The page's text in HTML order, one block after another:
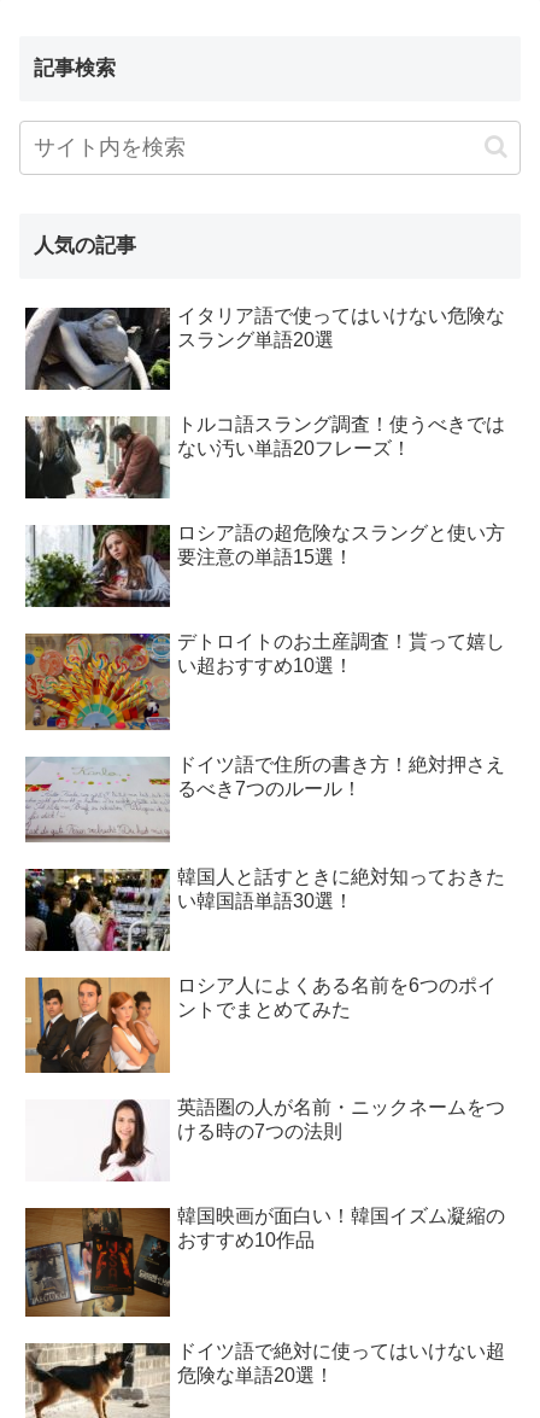
記事検索
人気の記事
イタリア語で使ってはいけない危険な
スラング単語20選
トルコ語スラング調査！使うべきでは
ない汚い単語20フレーズ！
ロシア語の超危険なスラングと使い方
要注意の単語15選！
デトロイトのお土産調査！貰って嬉し
い超おすすめ10選！
ドイツ語で住所の書き方！絶対押さえ
るべき7つのルール！
韓国人と話すときに絶対知っておきた
い韓国語単語30選！
ロシア人によくある名前を6つのポイ
ントでまとめてみた
英語圏の人が名前・ニックネームをつ
ける時の7つの法則
韓国映画が面白い！韓国イズム凝縮の
おすすめ10作品
ドイツ語で絶対に使ってはいけない超
危険な単語20選！